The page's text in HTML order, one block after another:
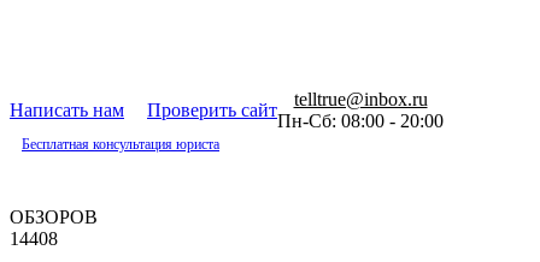
Написать нам Проверить сайт
telltrue@inbox.ru
Пн-Сб: 08:00 - 20:00
Бесплатная консультация юриста
ОБЗОРОВ
14408